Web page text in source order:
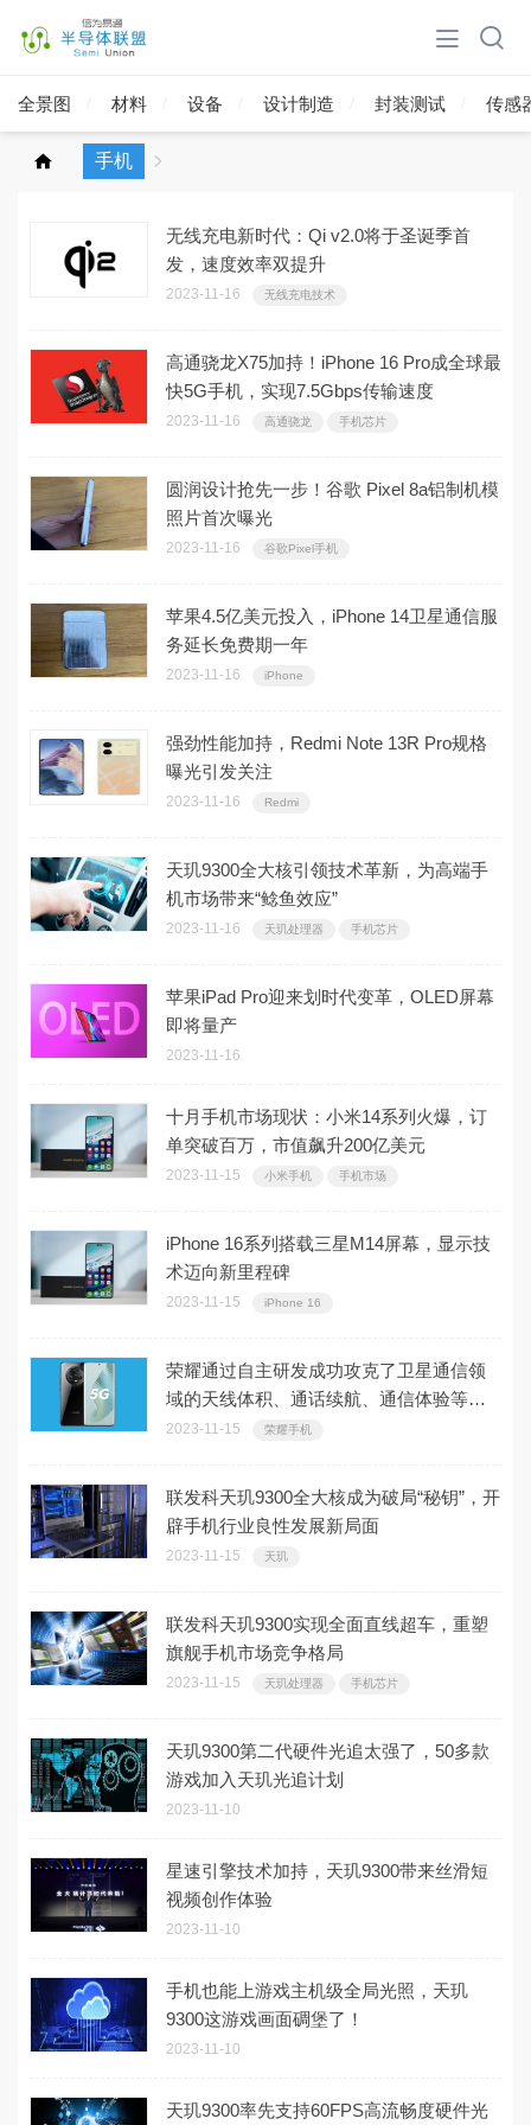
全景图 材料 设备 设计制造 封装测试 传感
手机
无线充电新时代：Qi v2.0将于圣诞季首
发，速度效率双提升
2023-11-16 无线充电技术
高通骁龙X75加持！iPhone 16 Pro成全球最
快5G手机，实现7.5Gbps传输速度
2023-11-16 高通骁龙 手机芯片
圆润设计抢先一步！谷歌 Pixel 8a铝制机模
照片首次曝光
2023-11-16 谷歌Pixel手机
苹果4.5亿美元投入，iPhone 14卫星通信服
务延长免费期一年
2023-11-16 iPhone
强劲性能加持，Redmi Note 13R Pro规格
曝光引发关注
2023-11-16 Redmi
天玑9300全大核引领技术革新，为高端手
机市场带来“鲶鱼效应”
2023-11-16 天玑处理器 手机芯片
苹果iPad Pro迎来划时代变革，OLED屏幕
即将量产
2023-11-16
十月手机市场现状：小米14系列火爆，订
单突破百万，市值飙升200亿美元
2023-11-15 小米手机 手机市场
iPhone 16系列搭载三星M14屏幕，显示技
术迈向新里程碑
2023-11-15 iPhone 16
荣耀通过自主研发成功攻克了卫星通信领
域的天线体积、通话续航、通信体验等三
大技术难题
2023-11-15 荣耀手机
联发科天玑9300全大核成为破局“秘钥”，开
辟手机行业良性发展新局面
2023-11-15 天玑
联发科天玑9300实现全面直线超车，重塑
旗舰手机市场竞争格局
2023-11-15 天玑处理器 手机芯片
天玑9300第二代硬件光追太强了，50多款
游戏加入天玑光追计划
2023-11-10
星速引擎技术加持，天玑9300带来丝滑短
视频创作体验
2023-11-10
手机也能上游戏主机级全局光照，天玑
9300这游戏画面碉堡了！
2023-11-10
天玑9300率先支持60FPS高流畅度硬件光